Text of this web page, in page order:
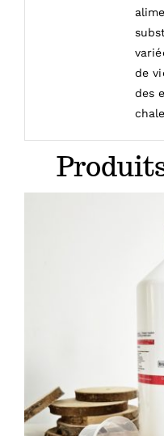
de
des